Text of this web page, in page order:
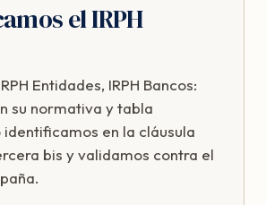
el IRPH
Entidades, IRPH Bancos:
su normativa y tabla
en la cláusula
bis y validamos contra el